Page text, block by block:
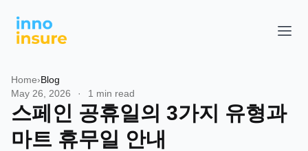
Home›Blog
May 26, 2026
· 1 min read
스페인 공휴일의 3가지 유형과
마트 휴무일 안내